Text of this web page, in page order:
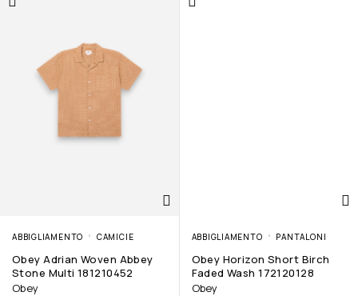
ABBIGLIAMENTO CAMICIE
Obey Adrian Woven Abbey
Stone Multi 181210452
Obey
ABBIGLIAMENTO PANTALONI
Obey Horizon Short Birch
Faded Wash 172120128
Obey